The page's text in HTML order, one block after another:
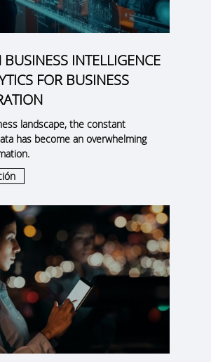
BUSINESS INTELLIGENCE
FOR BUSINESS
landscape, the constant
has become an overwhelming